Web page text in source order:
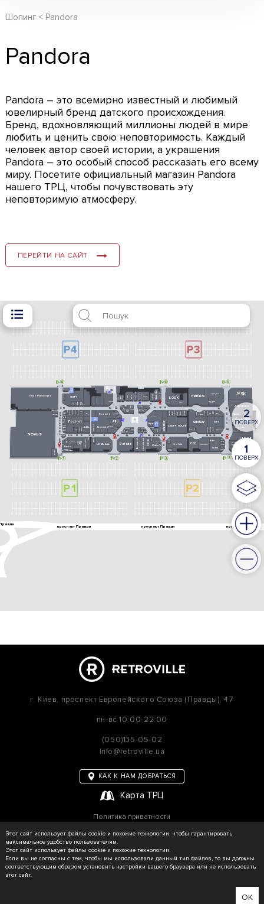
Шопинг Pandora
Pandora
Pandora – это всемирно известный и любимый
ювелирный бренд датского происхождения.
Бренд, вдохновляющий миллионы людей в мире
любить и ценить свою неповторимость. Каждый
человек автор своей истории, а украшения
Pandora – это особый способ рассказать его всему
миру. Посетите официальный магазин Pandora
нашего ТРЦ, чтобы почувствовать эту
неповторимую атмосферу.
ПЕРЕЙТИ НА САЙТ
г. Киев, проспект Европейского Союза (Правды), 47
пн-вс 10:00-22:00
(050)135-05-02
Info@retroville.ua
КАК К НАМ ДОБРАТЬСЯ
Карта ТРЦ
Политика приватности
© RETROVILLE, 2026 Все права защищены
Этот сайт использует файлы cookie и похожие технологии, чтобы гарантировать
максимальное удобство пользователям.
Этот сайт использует файлы cookie и похожие технологии.
Если вы не согласны с тем, чтобы мы использовали данный тип файлов, то вы должны
соответствующим образом установить настройки вашего браузера или не использовать
этот сайт.
OK